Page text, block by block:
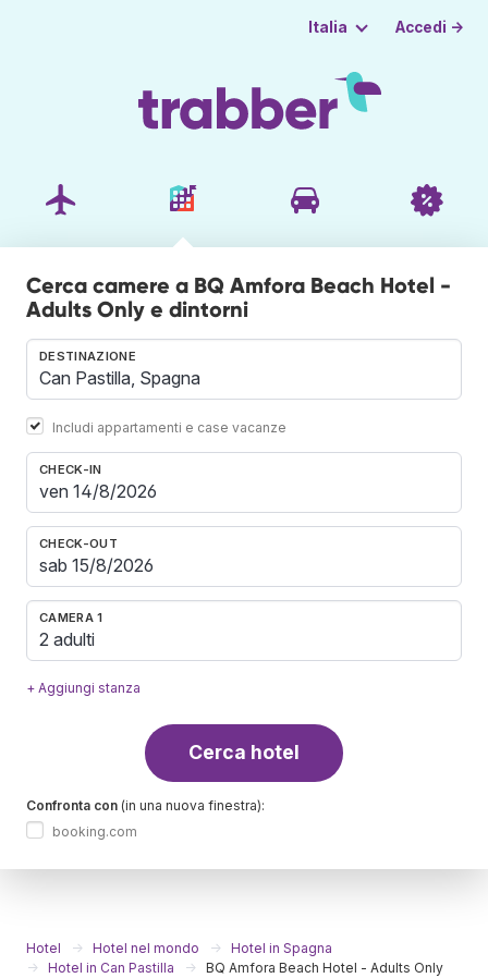
Italia Accedi →
Cerca camere a BQ Amfora Beach Hotel -
Adults Only e dintorni
DESTINAZIONE
Includi appartamenti e case vacanze
CHECK-IN
CHECK-OUT
CAMERA 1
2 adulti
+ Aggiungi stanza
Cerca hotel
Confronta con (in una nuova finestra):
booking.com
Hotel Hotel nel mondo
Hotel in Spagna
Hotel in Can Pastilla
BQ Amfora Beach Hotel - Adults Only